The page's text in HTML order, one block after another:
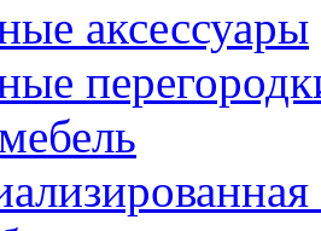
аксессуары